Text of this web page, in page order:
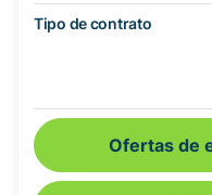
Tipo de contrato
Ofertas de